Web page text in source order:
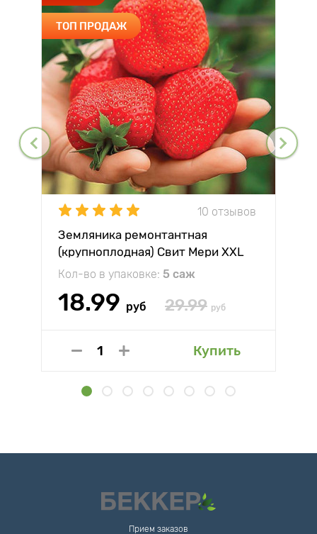
ТОП ПРОДАЖ
10 отзывов
Земляника ремонтантная
(крупноплодная) Свит Мери XXL
Кол-во в упаковке: 5 саж
18.99 руб 29.99 руб
Купить
Прием заказов